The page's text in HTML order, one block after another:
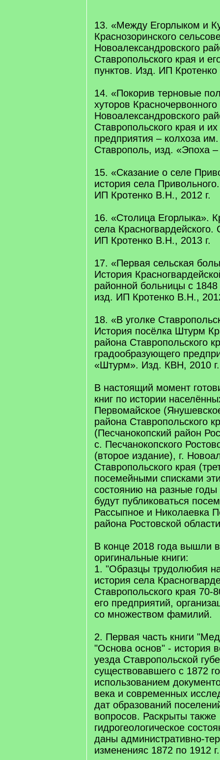
13. «Между Егорлыком и
Краснозоринского
Новоалександровского
Ставропольского края и
пунктов. Изд. ИП
14. «Покорив терновые
хуторов Красночервонного
Новоалександровского
Ставропольского края и
предприятия – колхоза
Ставрополь, изд. «Эпоха
15. «Сказание о селе
история села
ИП Кротенко В.Н., 2012 г.
16. «Столица Егорлыка».
села Красногвардейского.
ИП Кротенко В.Н., 2013 г.
17. «Первая сельская
История
районной больницы с 1848
изд. ИП Кротенко В.Н.,
18. «В уголке
История посёлка Штурм
района Ставропольского
градообразующего
«Штурм». Изд. КВН, 2010 г.
В настоящий момент
книг по истории
Первомайское
района Ставропольского
(Песчанокопский район
с. Песчанокопского
(второе издание), г.
Ставропольского края
посемейными списками
состоянию на разные
будут публиковаться
Рассыпное и Николаевка
района Ростовской
В конце 2018 года вышли
оригинальные книги:
1. "Образцы трудолюбия
история села
Ставропольского края 70-
его предприятий,
со множеством фамилий.
2. Первая часть книги
"Основа основ" - история
уезда Ставропольской
существовавшего с 1872
использованием
века и современных
дат образований
вопросов. Раскрыты также
гидрогеологическое
даны административно-
измененияс 1872 по 1912